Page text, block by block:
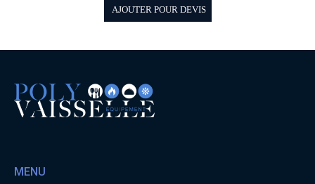
AJOUTER POUR DEVIS
MENU